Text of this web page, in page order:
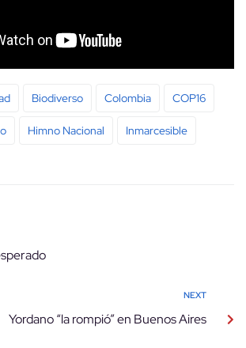
Biodiverso Colombia COP16
Himno Nacional Inmarcesible
NEXT
Yordano “la rompió” en Buenos Aires